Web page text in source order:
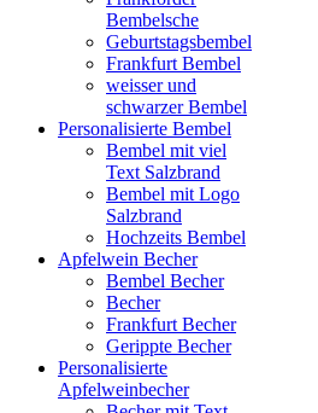
Bembelsche
Geburtstagsbembel
Frankfurt Bembel
weisser und
schwarzer Bembel
Personalisierte Bembel
Bembel mit viel
Text Salzbrand
Bembel mit Logo
Salzbrand
Hochzeits Bembel
Apfelwein Becher
Bembel Becher
Becher
Frankfurt Becher
Gerippte Becher
Personalisierte
Apfelweinbecher